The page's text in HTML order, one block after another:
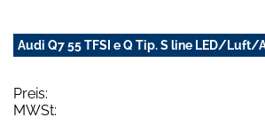
Audi Q7 55 TFSI e Q Tip. S line LED/
Preis:
MWSt: